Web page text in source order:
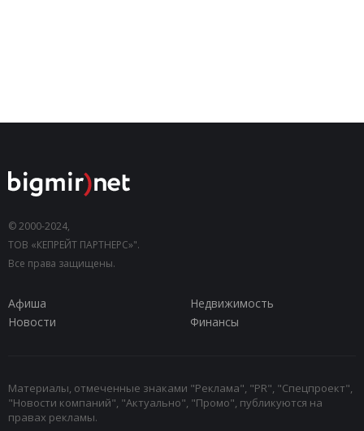
© 2000-2024,
ТОВ «КЕПРЕЙТ ПАРТНЕРС»".
Все права защищены.
Афиша
Недвижимость
Новости
Финансы
Материалы, отмеченные знаками "Реклама", "PR", "Спецпроект",
"Новости компаний", "Актуально", "Промо", публикуются на
правах рекламы.